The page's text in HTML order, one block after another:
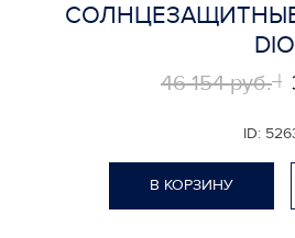
СОЛНЦЕЗАЩИТНЫЕ
ID:
46 154 руб.
В КОРЗИНУ